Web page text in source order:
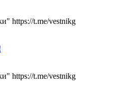
https://t.me/vestnikg
https://t.me/vestnikg